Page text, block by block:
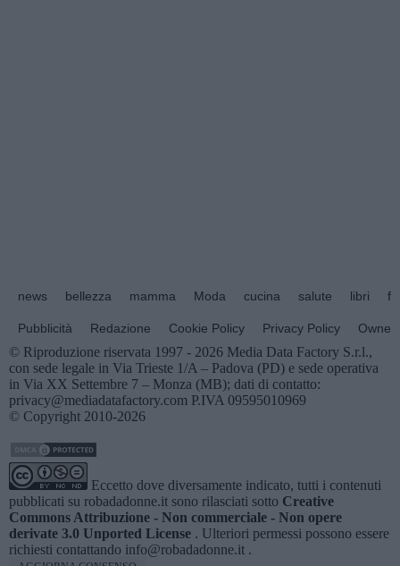
news bellezza mamma Moda cucina salute libri
Pubblicità Redazione Cookie Policy Privacy Policy
© Riproduzione riservata 1997 - 2026 Media Data Factory S.r.l.,
con sede legale in Via Trieste 1/A – Padova (PD) e sede operativa
in Via XX Settembre 7 – Monza (MB); dati di contatto:
privacy@mediadatafactory.com P.IVA 09595010969
© Copyright 2010-2026
Eccetto dove diversamente indicato, tutti i contenuti
pubblicati su robadadonne.it sono rilasciati sotto Creative
Commons Attribuzione - Non commerciale - Non opere
derivate 3.0 Unported License . Ulteriori permessi possono essere
richiesti contattando info@robadadonne.it .